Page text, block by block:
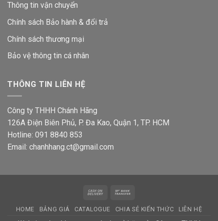
Thông tin vận chuyển
Chính sách Bảo hành & đổi trả
Chính sách thương mại
Bảo vệ thông tin cá nhân
THÔNG TIN LIÊN HỆ
Công ty THHH Chánh Hãng
126A Điện Biên Phủ, P. Đa Kao, Quận 1, TP. HCM
Hotline: 091 8840 853
Email: chanhhang.ct@gmail.com
Cash
Delivery
HOME BẢNG GIÁ CATALOGUE CHIA SẺ KIẾN THỨC LIÊN HỆ